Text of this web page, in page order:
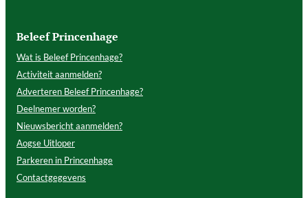
Beleef Princenhage
Wat is Beleef Princenhage?
Activiteit aanmelden?
Adverteren Beleef Princenhage?
Deelnemer worden?
Nieuwsbericht aanmelden?
Aogse Uitloper
Parkeren in Princenhage
Contactgegevens